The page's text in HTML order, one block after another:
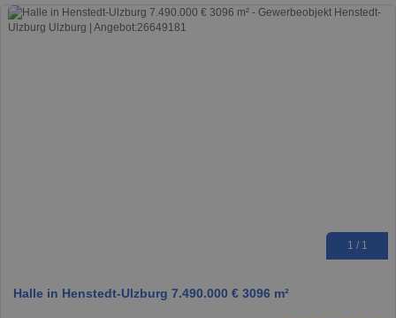
1 / 1
Halle in Henstedt-Ulzburg 7.490.000 € 3096 m²